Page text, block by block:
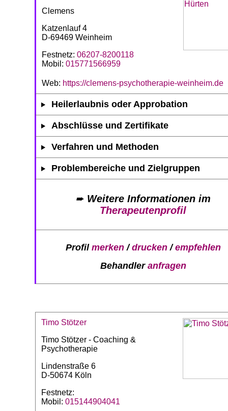
Clemens
Katzenlauf 4
D-69469 Weinheim
Festnetz: 06207-8200118
Mobil: 015771566959
Web: https://clemens-psychotherapie-weinheim.de
Heilerlaubnis oder Approbation
Abschlüsse und Zertifikate
Verfahren und Methoden
Problembereiche und Zielgruppen
➨ Weitere Informationen im
Therapeutenprofil
Profil merken/drucken/empfehlen
Behandler anfragen
Timo Stötzer
Timo Stötzer - Coaching &
Psychotherapie
Lindenstraße 6
D-50674 Köln
Festnetz:
Mobil: 015144904041